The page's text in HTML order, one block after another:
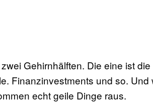
Gehirnhälften. Die eine ist
Finanzinvestments und so.
echt geile Dinge raus.